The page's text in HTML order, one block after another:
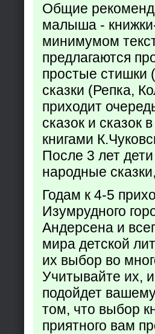
Общие
малыша -
минимумом
предлагаются
простые стишки
сказки (Репка,
приходит
сказок и сказок
книгами
После 3 лет
народные
Годам к 4-5
Изумрудного
Андерсена и
мира детской
их выбор во
Учитывайте их,
подойдет
том, что выбор
приятного вам